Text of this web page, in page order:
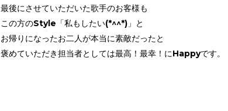
最後にさせていただいた歌手のお客様も
この方のStyle「私もしたい(*^^*)」と
お帰りになったお二人が本当に素敵だったと
褒めていただき担当者としては最高！最幸！にHappyです。